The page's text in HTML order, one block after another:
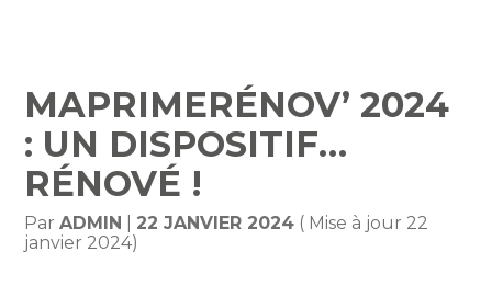
MAPRIMERÉNOV’ 2024
: UN DISPOSITIF…
RÉNOVÉ !
ParADMIN 22 JANVIER 2024 ( Mise à jour 22
janvier 2024)